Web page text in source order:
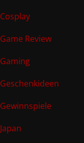
Cosplay
Game Review
Gaming
Geschenkideen
Gewinnspiele
Japan